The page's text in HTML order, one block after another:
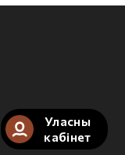
Уласны
кабінет